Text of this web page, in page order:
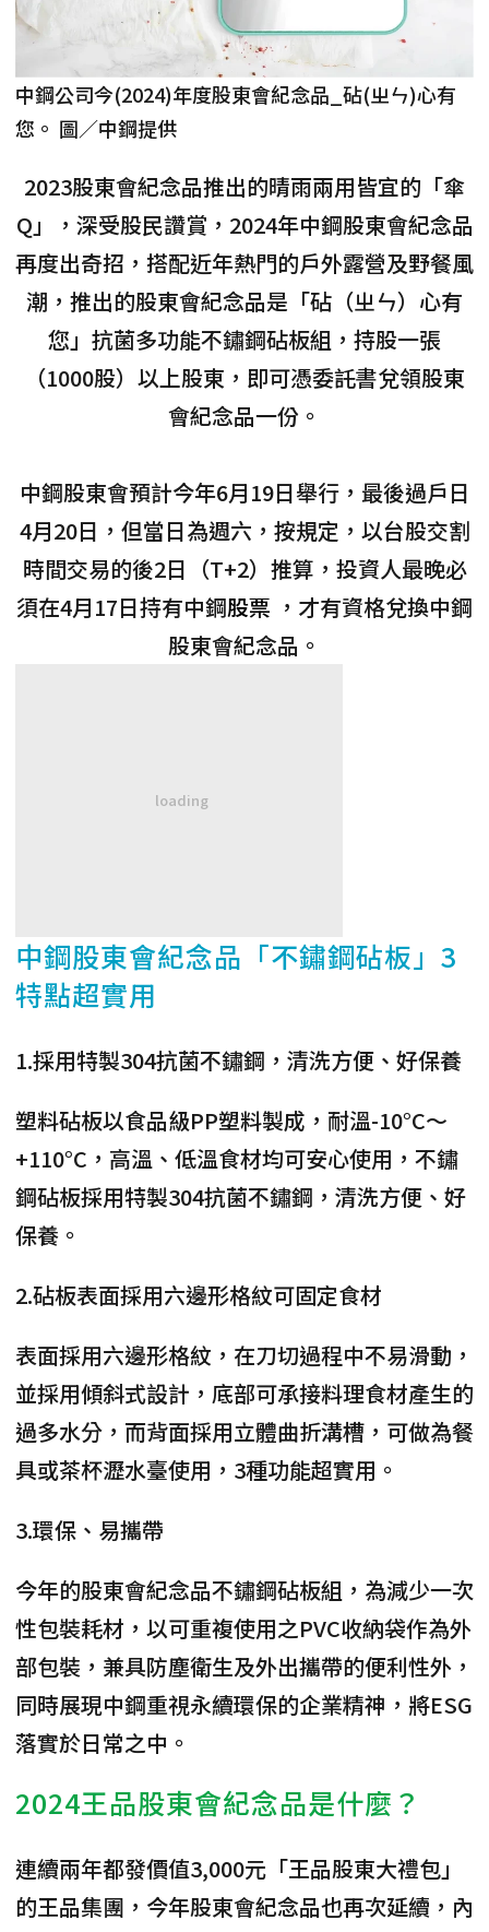
中鋼公司今(2024)年度股東會紀念品_砧(ㄓㄣ)心有
您。 圖／中鋼提供
2023股東會紀念品推出的晴雨兩用皆宜的「傘
Q」，深受股民讚賞，2024年中鋼股東會紀念品
再度出奇招，搭配近年熱門的戶外露營及野餐風
潮，推出的股東會紀念品是「砧（ㄓㄣ）心有
您」抗菌多功能不鏽鋼砧板組，持股一張
（1000股）以上股東，即可憑委託書兌領股東
會紀念品一份。
中鋼股東會預計今年6月19日舉行，最後過戶日
4月20日，但當日為週六，按規定，以台股交割
時間交易的後2日（T+2）推算，投資人最晚必
須在4月17日持有中鋼股票 ，才有資格兌換中鋼
股東會紀念品。
中鋼股東會紀念品「不鏽鋼砧板」3
特點超實用
1.採用特製304抗菌不鏽鋼，清洗方便、好保養
塑料砧板以食品級PP塑料製成，耐溫-10°C～
+110°C，高溫、低溫食材均可安心使用，不鏽
鋼砧板採用特製304抗菌不鏽鋼，清洗方便、好
保養。
2.砧板表面採用六邊形格紋可固定食材
表面採用六邊形格紋 ，在刀切過程中不易滑動，
並採用傾斜式設計 ，底部可承接料理食材產生的
過多水分，而背面採用立體曲折溝槽 ，可做為餐
具或茶杯瀝水臺使用，3種功能超實用。
3.環保、易攜帶
今年的股東會紀念品不鏽鋼砧板組，為減少一次
性包裝耗材， 以可重複使用之PVC收納袋作為外
部包裝，兼具防塵衛生及外出攜帶的便利性外 ，
同時展現中鋼重視永續環保的企業精神，將ESG
落實於日常之中。
2024王品股東會紀念品是什麼？
連續兩年都發價值3,000元「王品股東大禮包」
的王品集團，今年股東會紀念品也再次延續，內